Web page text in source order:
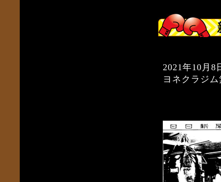
2021年10月8
ヨネクラジ